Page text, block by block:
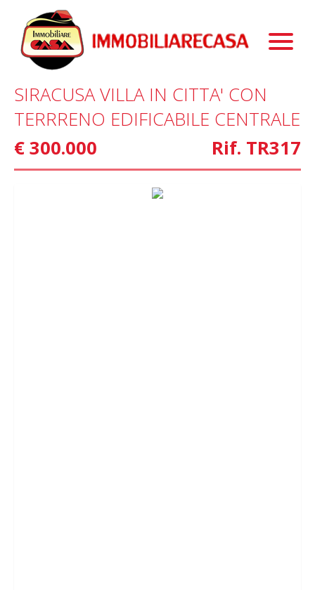
Property
Properties For Sale
Properties To Rent
Commercial Properties
About Us
Our Story
Staff
Services
Mortgage
Blog
SIRACUSA VILLA IN CITTA' CON
TERRRENO EDIFICABILE CENTRALE
€ 300.000
Rif. TR317